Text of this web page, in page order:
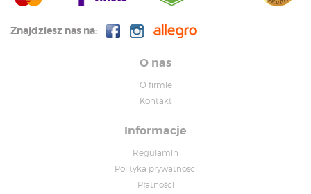
Znajdziesz nas na:
O nas
O firmie
Kontakt
Informacje
Regulamin
Polityka prywatnosci
Płatności